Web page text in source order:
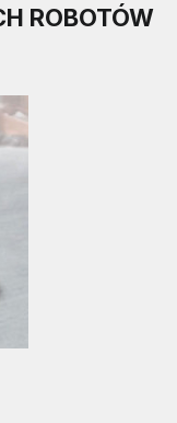
ROBOTÓW